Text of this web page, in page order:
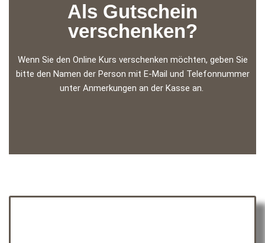
Als Gutschein
verschenken?
Wenn Sie den Online Kurs verschenken möchten, geben Sie
bitte den Namen der Person mit E-Mail und Telefonnummer
unter Anmerkungen an der Kasse an.